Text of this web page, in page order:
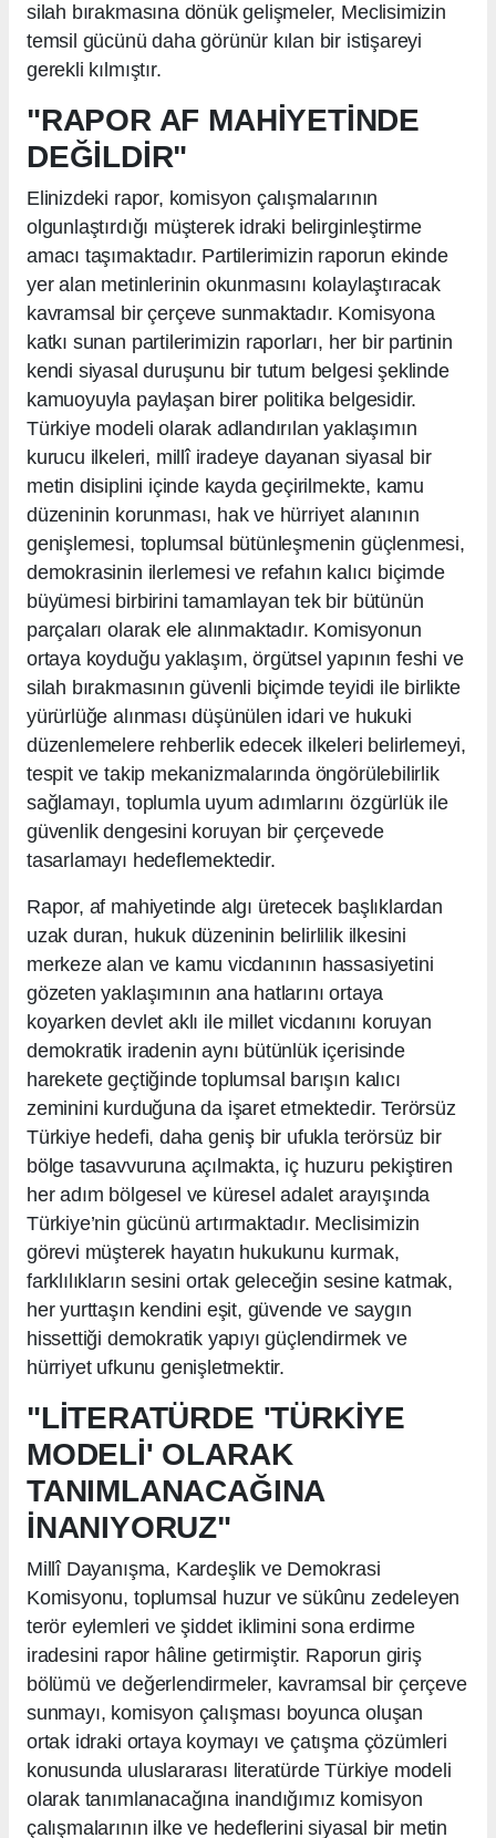
silah bırakmasına dönük gelişmeler, Meclisimizin
temsil gücünü daha görünür kılan bir istişareyi
gerekli kılmıştır.
"RAPOR AF MAHİYETİNDE
DEĞİLDİR"
Elinizdeki rapor, komisyon çalışmalarının
olgunlaştırdığı müşterek idraki belirginleştirme
amacı taşımaktadır. Partilerimizin raporun ekinde
yer alan metinlerinin okunmasını kolaylaştıracak
kavramsal bir çerçeve sunmaktadır. Komisyona
katkı sunan partilerimizin raporları, her bir partinin
kendi siyasal duruşunu bir tutum belgesi şeklinde
kamuoyuyla paylaşan birer politika belgesidir.
Türkiye modeli olarak adlandırılan yaklaşımın
kurucu ilkeleri, millî iradeye dayanan siyasal bir
metin disiplini içinde kayda geçirilmekte, kamu
düzeninin korunması, hak ve hürriyet alanının
genişlemesi, toplumsal bütünleşmenin güçlenmesi,
demokrasinin ilerlemesi ve refahın kalıcı biçimde
büyümesi birbirini tamamlayan tek bir bütünün
parçaları olarak ele alınmaktadır. Komisyonun
ortaya koyduğu yaklaşım, örgütsel yapının feshi ve
silah bırakmasının güvenli biçimde teyidi ile birlikte
yürürlüğe alınması düşünülen idari ve hukuki
düzenlemelere rehberlik edecek ilkeleri belirlemeyi,
tespit ve takip mekanizmalarında öngörülebilirlik
sağlamayı, toplumla uyum adımlarını özgürlük ile
güvenlik dengesini koruyan bir çerçevede
tasarlamayı hedeflemektedir.
Rapor, af mahiyetinde algı üretecek başlıklardan
uzak duran, hukuk düzeninin belirlilik ilkesini
merkeze alan ve kamu vicdanının hassasiyetini
gözeten yaklaşımının ana hatlarını ortaya
koyarken devlet aklı ile millet vicdanını koruyan
demokratik iradenin aynı bütünlük içerisinde
harekete geçtiğinde toplumsal barışın kalıcı
zeminini kurduğuna da işaret etmektedir. Terörsüz
Türkiye hedefi, daha geniş bir ufukla terörsüz bir
bölge tasavvuruna açılmakta, iç huzuru pekiştiren
her adım bölgesel ve küresel adalet arayışında
Türkiye’nin gücünü artırmaktadır. Meclisimizin
görevi müşterek hayatın hukukunu kurmak,
farklılıkların sesini ortak geleceğin sesine katmak,
her yurttaşın kendini eşit, güvende ve saygın
hissettiği demokratik yapıyı güçlendirmek ve
hürriyet ufkunu genişletmektir.
"LİTERATÜRDE 'TÜRKİYE
MODELİ' OLARAK
TANIMLANACAĞINA
İNANIYORUZ"
Millî Dayanışma, Kardeşlik ve Demokrasi
Komisyonu, toplumsal huzur ve sükûnu zedeleyen
terör eylemleri ve şiddet iklimini sona erdirme
iradesini rapor hâline getirmiştir. Raporun giriş
bölümü ve değerlendirmeler, kavramsal bir çerçeve
sunmayı, komisyon çalışması boyunca oluşan
ortak idraki ortaya koymayı ve çatışma çözümleri
konusunda uluslararası literatürde Türkiye modeli
olarak tanımlanacağına inandığımız komisyon
çalışmalarının ilke ve hedeflerini siyasal bir metin